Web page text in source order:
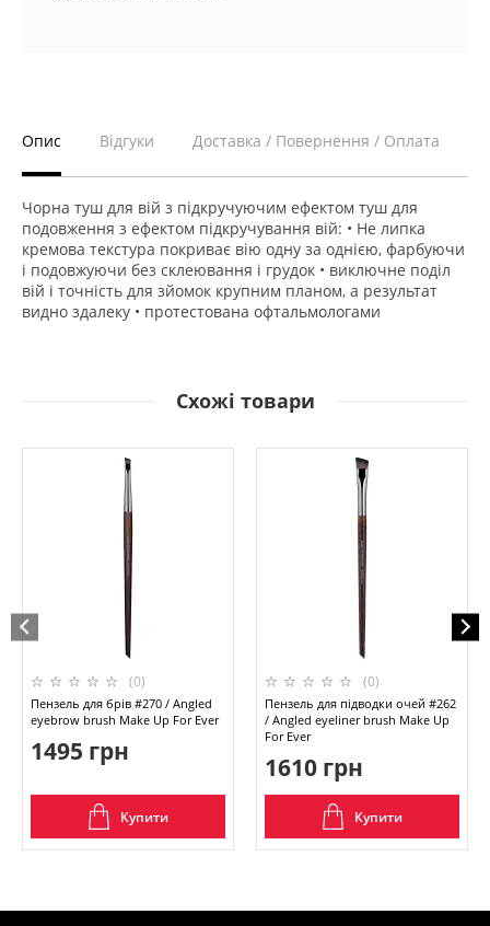
Опис Відгуки Доставка / Повернення / Оплата
Чорна туш для вій з підкручуючим ефектом туш для
подовження з ефектом підкручування вій: • Не липка
кремова текстура покриває вію одну за однією, фарбуючи
і подовжуючи без склеювання і грудок • виключне поділ
вій і точність для зйомок крупним планом, а результат
видно здалеку • протестована офтальмологами
Схожі товари
(0)
Пензель для брів #270 / Angled
eyebrow brush Make Up For Ever
1495 грн
Купити
(0)
Пензель для підводки очей #262
/ Angled eyeliner brush Make Up
For Ever
1610 грн
Купити